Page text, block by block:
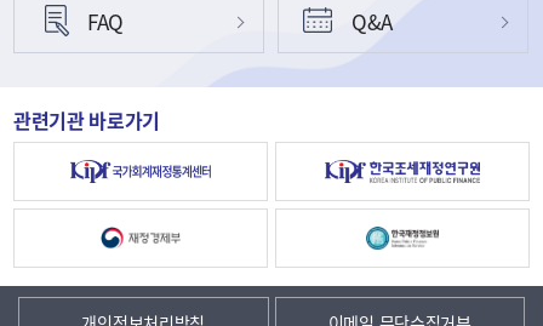
FAQ Q&A
관련기관 바로가기